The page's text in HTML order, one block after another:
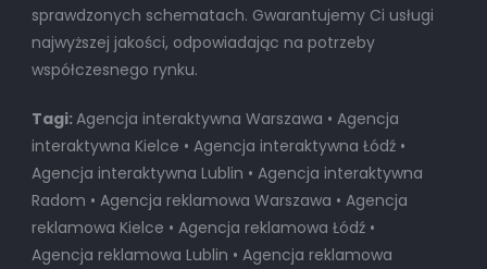
sprawdzonych schematach. Gwarantujemy Ci usługi
najwyższej jakości, odpowiadając na potrzeby
współczesnego rynku.
Tagi:Agencja interaktywna Warszawa • Agencja
interaktywna Kielce • Agencja interaktywna Łódź •
Agencja interaktywna Lublin • Agencja interaktywna
Radom • Agencja reklamowa Warszawa • Agencja
reklamowa Kielce • Agencja reklamowa Łódź •
Agencja reklamowa Lublin • Agencja reklamowa